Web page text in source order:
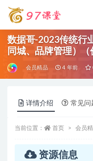
数据哥-2023传统行
同城、品牌管理）（
会员精品 4 年前
详情介绍 常见问
当前位置： 首页 会员
资源信息